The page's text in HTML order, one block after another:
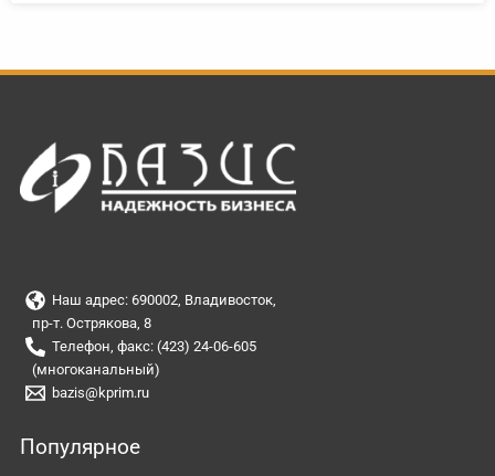
Наш адрес: 690002, Владивосток,
пр-т. Острякова, 8
Телефон, факс: (423) 24-06-605
(многоканальный)
bazis@kprim.ru
Популярное